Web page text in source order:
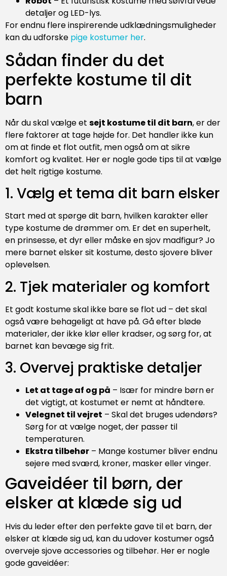
detaljer og LED-lys.
For endnu flere inspirerende udklædningsmuligheder
kan du udforske pige kostumer her.
Sådan finder du det
perfekte kostume til dit
barn
Når du skal vælge et sejt kostume til dit barn, er der
flere faktorer at tage højde for. Det handler ikke kun
om at finde et flot outfit, men også om at sikre
komfort og kvalitet. Her er nogle gode tips til at vælge
det helt rigtige kostume.
1. Vælg et tema dit barn elsker
Start med at spørge dit barn, hvilken karakter eller
type kostume de drømmer om. Er det en superhelt,
en prinsesse, et dyr eller måske en sjov madfigur? Jo
mere barnet elsker sit kostume, desto sjovere bliver
oplevelsen.
2. Tjek materialer og komfort
Et godt kostume skal ikke bare se flot ud – det skal
også være behageligt at have på. Gå efter bløde
materialer, der ikke klør eller kradser, og sørg for, at
barnet kan bevæge sig frit.
3. Overvej praktiske detaljer
Let at tage af og på – Især for mindre børn er
det vigtigt, at kostumet er nemt at håndtere.
Velegnet til vejret – Skal det bruges udendørs?
Sørg for at vælge noget, der passer til
temperaturen.
Ekstra tilbehør – Mange kostumer bliver endnu
sejere med sværd, kroner, masker eller vinger.
Gaveidéer til børn, der
elsker at klæde sig ud
Hvis du leder efter den perfekte gave til et barn, der
elsker at klæde sig ud, kan du udover kostumer også
overveje sjove accessories og tilbehør. Her er nogle
gode gaveidéer: